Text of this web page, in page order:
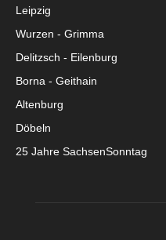
Leipzig
Wurzen - Grimma
Delitzsch - Eilenburg
Borna - Geithain
Altenburg
Döbeln
25 Jahre SachsenSonntag